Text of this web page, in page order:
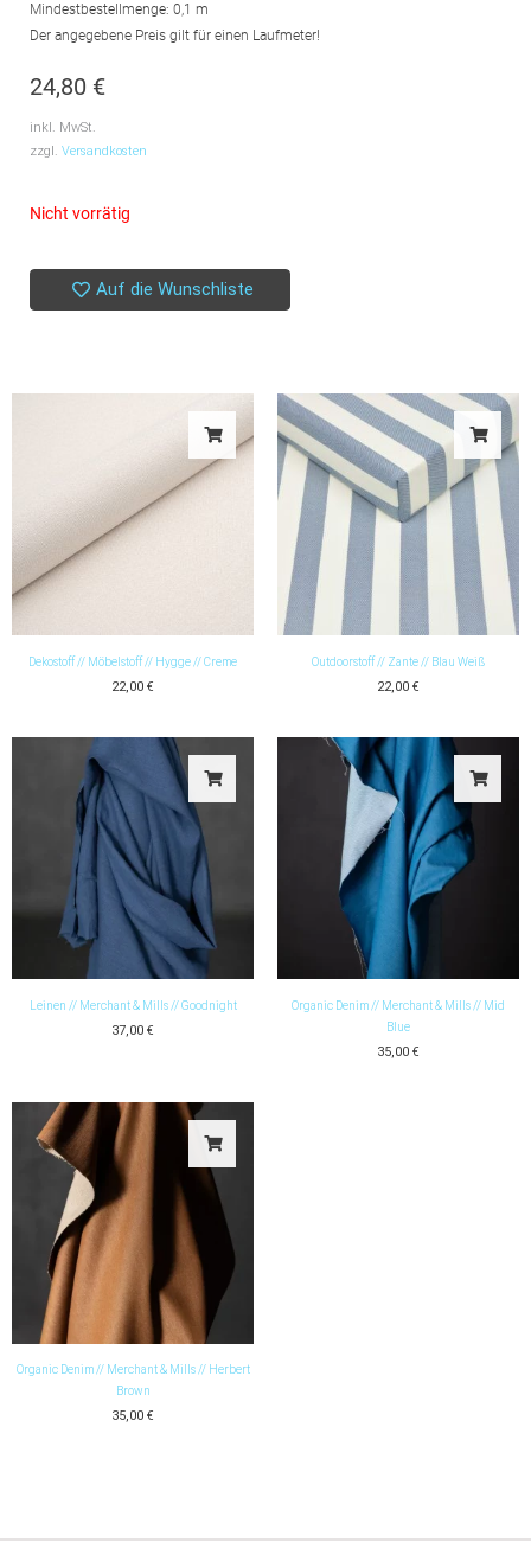
Mindestbestellmenge: 0,1 m
Der angegebene Preis gilt für einen Laufmeter!
24,80 €
inkl. MwSt.
zzgl. Versandkosten
Nicht vorrätig
Auf die Wunschliste
Dekostoff // Möbelstoff // Hygge // Creme
22,00 €
Outdoorstoff // Zante // Blau Weiß
22,00 €
Leinen // Merchant & Mills // Goodnight
37,00 €
Organic Denim // Merchant & Mills // Mid
Blue
35,00 €
Organic Denim // Merchant & Mills // Herbert
Brown
35,00 €